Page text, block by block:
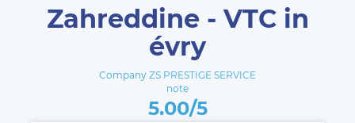
Zahreddine - VTC in
évry
Company ZS PRESTIGE SERVICE
note
5.00/5